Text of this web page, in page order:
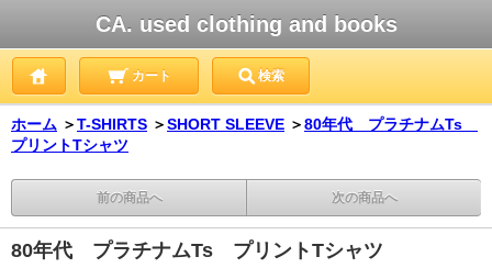
CA. used clothing and books
カート 検索
ホーム ＞T-SHIRTS ＞SHORT SLEEVE ＞80年代 プラチナムTs
プリントTシャツ
前の商品へ 次の商品へ
80年代 プラチナムTs プリントTシャツ